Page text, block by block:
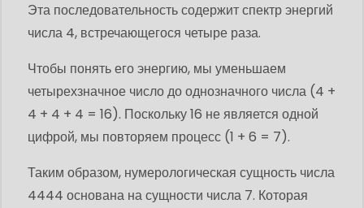
Эта последовательность содержит спектр энергий
числа 4, встречающегося четыре раза.
Чтобы понять его энергию, мы уменьшаем
четырехзначное число до однозначного числа (4 +
4 + 4 + 4 = 16). Поскольку 16 не является одной
цифрой, мы повторяем процесс (1 + 6 = 7).
Таким образом, нумерологическая сущность числа
4444 основана на сущности числа 7. Которая